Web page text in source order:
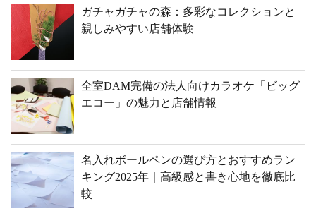
ガチャガチャの森：多彩なコレクションと
親しみやすい店舗体験
全室DAM完備の法人向けカラオケ「ビッグ
エコー」の魅力と店舗情報
名入れボールペンの選び方とおすすめラン
キング2025年｜高級感と書き心地を徹底比
較